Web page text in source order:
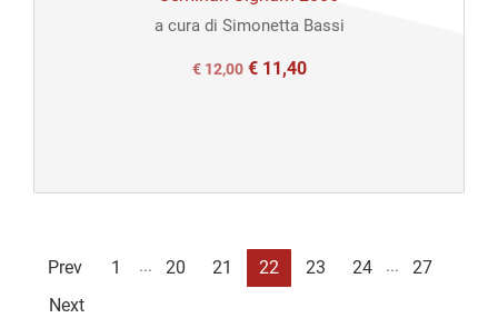
a cura di Simonetta Bassi
Il
€12,00Il€11,40
Prev 1 ... 20 21 22 23 24 ...
27
Next